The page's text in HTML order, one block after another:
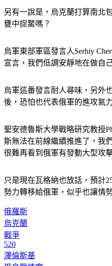
另有一說是，烏克蘭打算南北
甕中捉鱉嗎？
烏軍東部軍區發言人Serhiy
宣言，我們低調安靜地在做自
烏軍這番發言耐人尋味，另外
後，恐怕也代表俄軍的進攻氣
聖安德魯斯大學戰略研究教授
斯無法在前線繼續推進了，我
很難再看到俄軍有發動大型攻
只是現在瓦格納也放話，預計
勢力轉移給俄軍，似乎也讓情
俄羅斯
烏克蘭
戰爭
520
澤倫斯基